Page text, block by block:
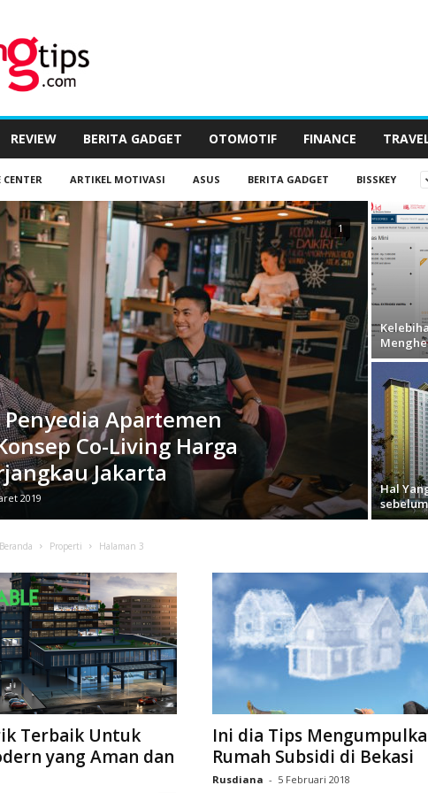
REVIEW BERITA GADGET OTOMOTIF FINANCE
ARTIKEL MOTIVASI ASUS BERITA GADGET BISSKEY
Apartemen
Co-Living Harga
Jakarta
2019
1
Hal
Beranda Properti Halaman 3
Terbaik Untuk
yang Aman dan
Ini dia Tips
Rumah Subsidi di Bekasi
Rusdiana - 5 Februari 2018